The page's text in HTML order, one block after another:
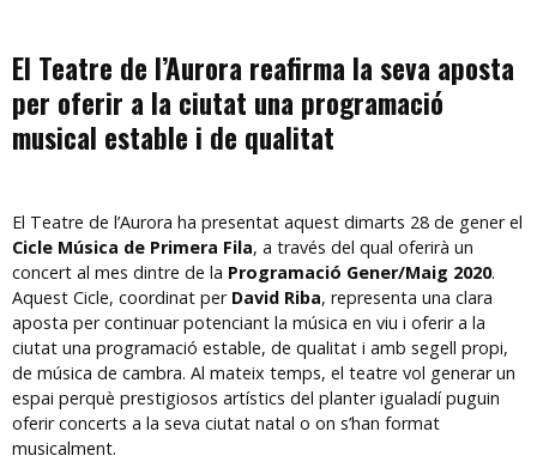
El Teatre de l’Aurora reafirma la seva aposta
per oferir a la ciutat una programació
musical estable i de qualitat
El Teatre de l’Aurora ha presentat aquest dimarts 28 de gener el
Cicle Música de Primera Fila, a través del qual oferirà un
concert al mes dintre de la Programació Gener/Maig 2020.
Aquest Cicle, coordinat per David Riba, representa una clara
aposta per continuar potenciant la música en viu i oferir a la
ciutat una programació estable, de qualitat i amb segell propi,
de música de cambra. Al mateix temps, el teatre vol generar un
espai perquè prestigiosos artístics del planter igualadí puguin
oferir concerts a la seva ciutat natal o on s’han format
musicalment.